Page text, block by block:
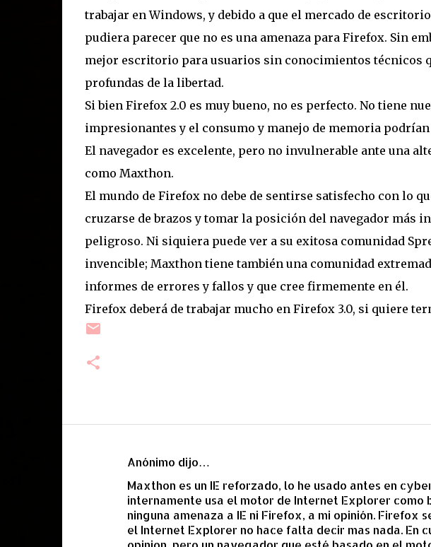
trabajar en Windows, y debido a que el mercado de
pudiera parecer que no es una amenaza para Firefox. Sin
mejor escritorio para usuarios sin conocimientos técnicos
profundas de la libertad.
Si bien Firefox 2.0 es muy bueno, no es perfecto. No tiene
impresionantes y el consumo y manejo de memoria
El navegador es excelente, pero no invulnerable ante una
como Maxthon.
El mundo de Firefox no debe de sentirse satisfecho con lo
cruzarse de brazos y tomar la posición del navegador más
peligroso. Ni siquiera puede ver a su exitosa comunidad
invencible; Maxthon tiene también una comunidad
informes de errores y fallos y que cree firmemente en él.
Firefox deberá de trabajar mucho en Firefox 3.0, si quiere
Anónimo dijo…
Maxthon es un IE reforzado, lo he usado antes en
internamente usa el motor de Internet Explorer como
ninguna amenaza a IE ni Firefox, a mi opinión. Firefox
el Internet Explorer no hace falta decir mas nada. En